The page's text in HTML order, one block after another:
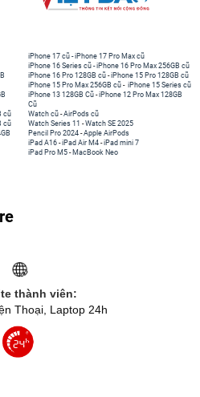
iPhone 17 cũ -iPhone 17 Pro Max cũ
iPhone 16 Series cũ - iPhone 16 Pro Max 256GB cũ
iPhone 16 Pro 128GB cũ -iPhone 15 Pro 128GB cũ
iPhone 15 Pro Max 256GB cũ - iPhone 15 Series cũ
cũ
cũ
iPhone 13 128GB Cũ -iPhone 12 Pro Max 128GB
Cũ
Watch cũ -AirPods cũ
Watch Series 11 -Watch SE 2025
Pencil Pro 2024 -Apple AirPods
iPad A16 -iPad Air M4 -iPad mini 7
iPad Pro M5 - MacBook Neo
thành viên:
Thoại, Laptop 24h